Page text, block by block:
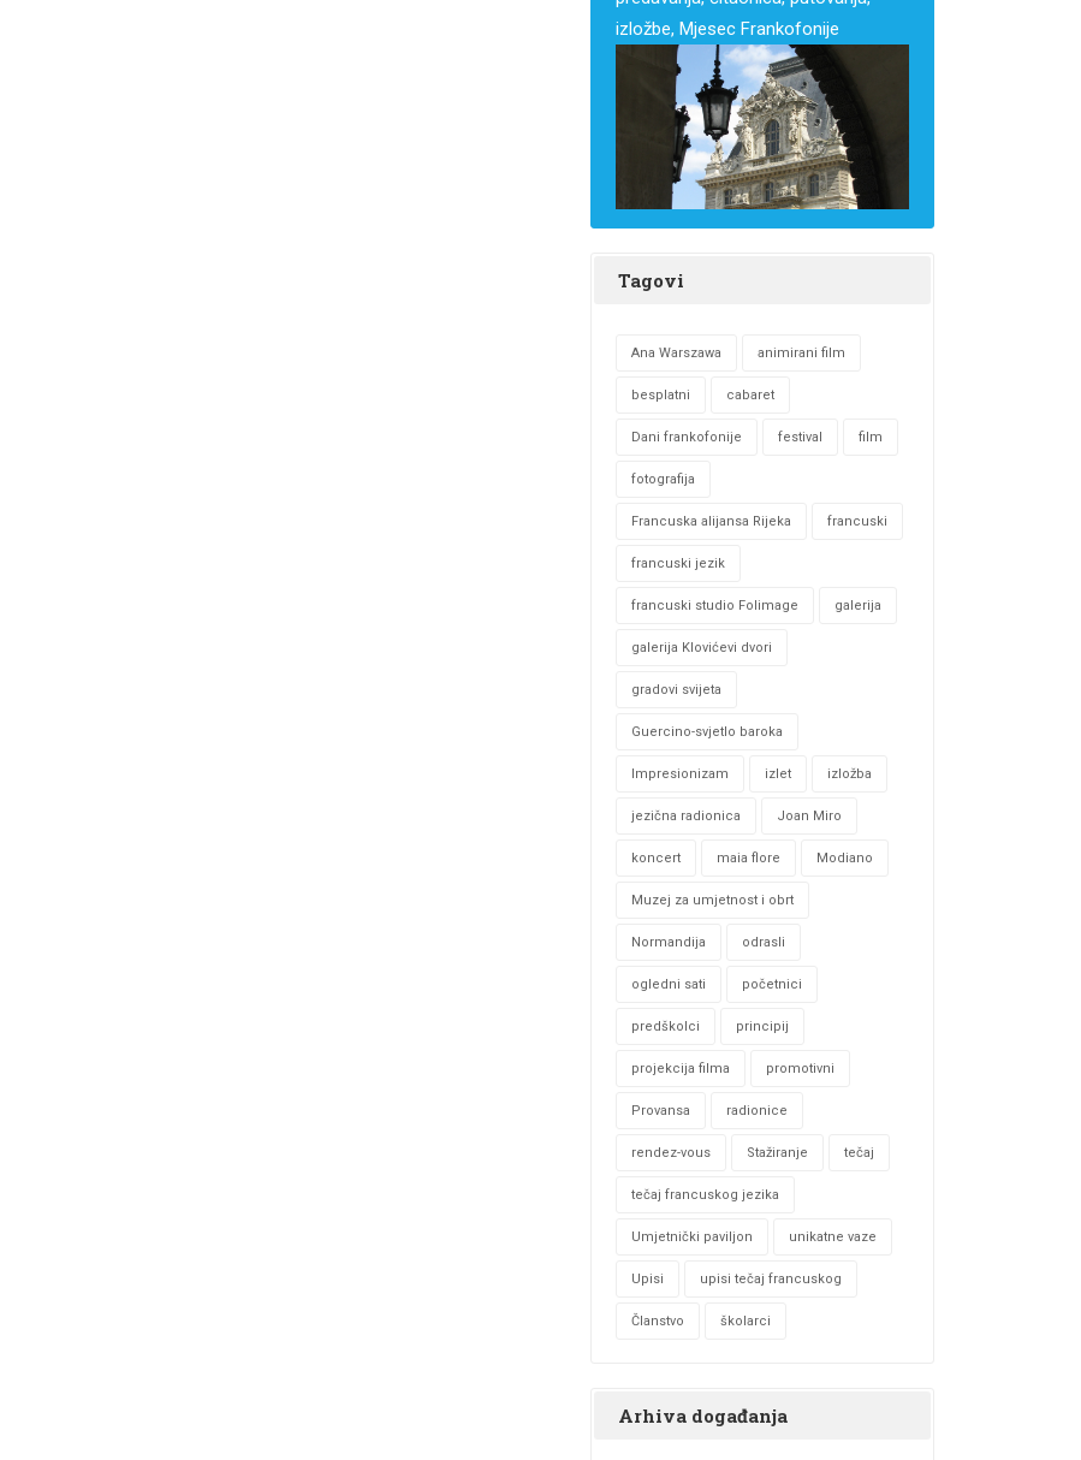
izložbe, Mjesec Frankofonije
Tagovi
Ana Warszawa animirani film
besplatni cabaret
Dani frankofonije festival film
fotografija
Francuska alijansa Rijeka francuski
francuski jezik
francuski studio Folimage galerija
galerija Klovićevi dvori
gradovi svijeta
Guercino-svjetlo baroka
Impresionizam izlet izložba
jezična radionica Joan Miro
koncert maia flore Modiano
Muzej za umjetnost i obrt
Normandija odrasli
ogledni sati početnici
predškolci principij
projekcija filma promotivni
Provansa radionice
rendez-vous Stažiranje tečaj
tečaj francuskog jezika
Umjetnički paviljon unikatne vaze
Upisi upisi tečaj francuskog
Članstvo školarci
Arhiva događanja